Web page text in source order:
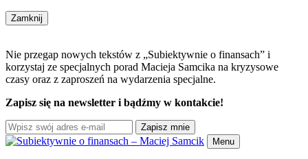
Zamknij
Nie przegap nowych tekstów z „Subiektywnie o finansach” i
korzystaj ze specjalnych porad Macieja Samcika na kryzysowe
czasy oraz z zaproszeń na wydarzenia specjalne.
Zapisz się na newsletter i bądźmy w kontakcie!
Zapisz mnie
Menu